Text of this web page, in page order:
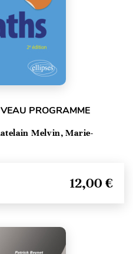
PROGRAMME
Melvin, Marie-
12,00 €